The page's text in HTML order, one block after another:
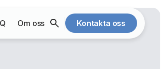
Om oss Kontakta oss